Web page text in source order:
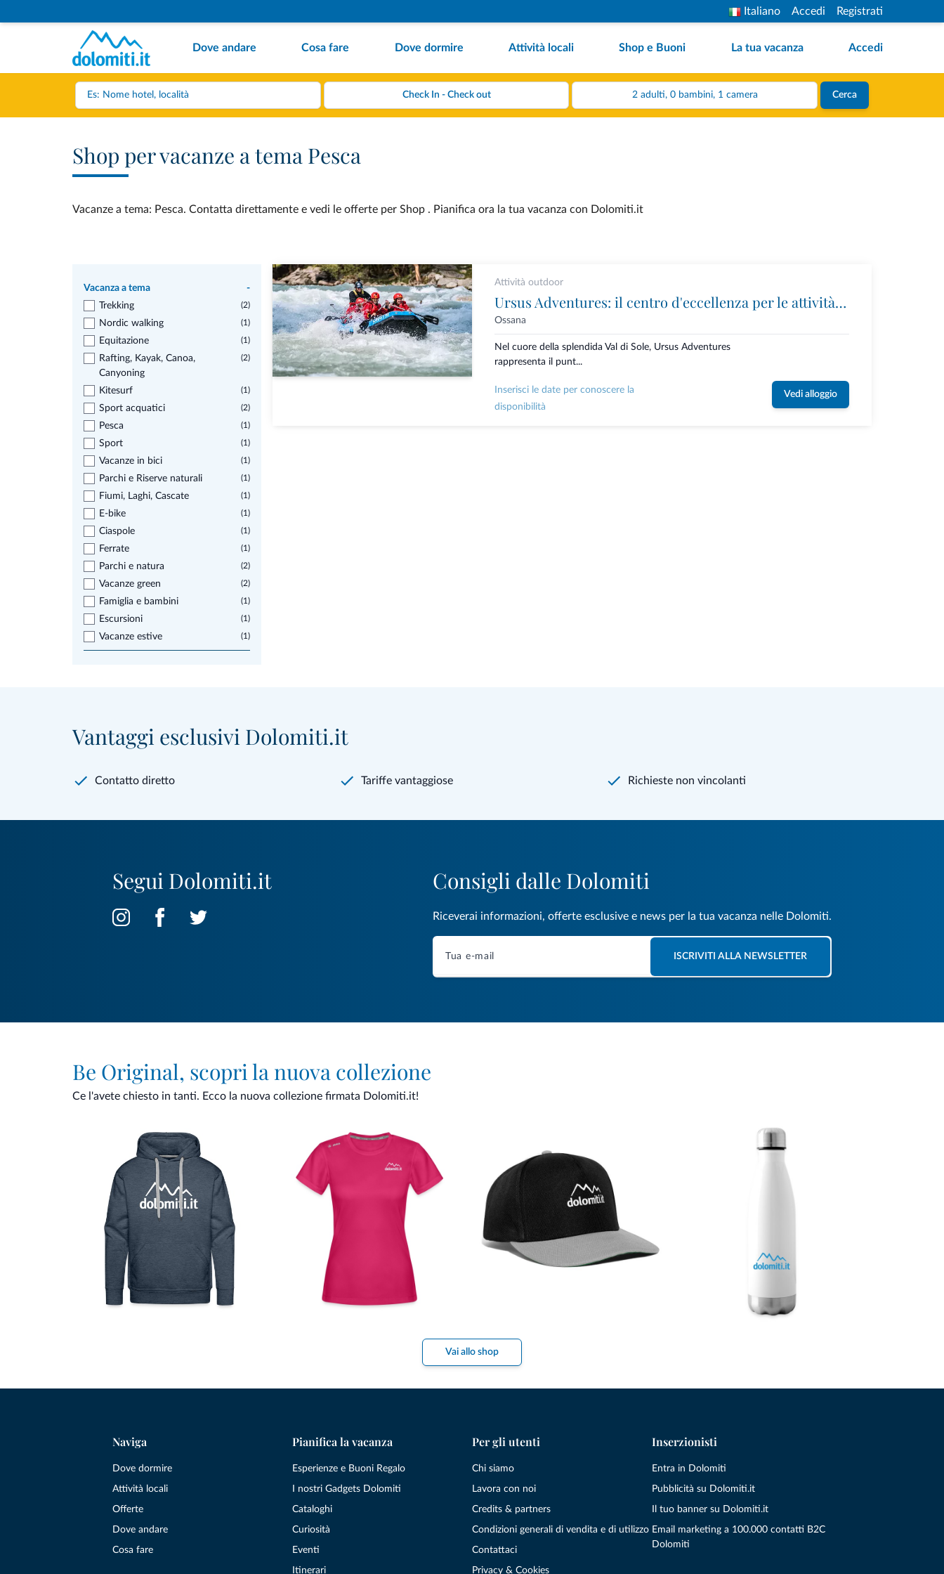
Italiano Accedi Registrati
Dove andare Cosa fare Dove dormire Attività locali Shop e Buoni La tua vacanza Accedi
2 adulti, 0 bambini, 1 camera Cerca
Shop per vacanze a tema Pesca
Vacanze a tema: Pesca. Contatta direttamente e vedi le offerte per Shop . Pianifica ora la tua vacanza con Dolomiti.it
Vacanza a tema
-
Trekking
(2)
Nordic walking (1)
Equitazione (1)
Rafting, Kayak, Canoa,
Canyoning
(2)
Kitesurf (1)
Sport acquatici (2)
Pesca (1)
Sport (1)
Vacanze in bici (1)
Parchi e Riserve naturali (1)
Fiumi, Laghi, Cascate (1)
E-bike (1)
Ciaspole (1)
Ferrate (1)
Parchi e natura (2)
Vacanze green (2)
Famiglia e bambini (1)
Escursioni (1)
Vacanze estive (1)
Attività outdoor
Ursus Adventures: il centro d'eccellenza per le attività outdoor premium in Trentino
Ossana
Nel cuore della splendida Val di Sole, Ursus Adventures
rappresenta il punt...
Inserisci le date per conoscere la
disponibilità
Vedi alloggio
Vantaggi esclusivi Dolomiti.it
Contatto diretto Tariffe vantaggiose Richieste non vincolanti
Segui Dolomiti.it Consigli dalle Dolomiti
Riceverai informazioni, offerte esclusive e news per la tua vacanza nelle Dolomiti.
ISCRIVITI ALLA NEWSLETTER
Be Original, scopri la nuova collezione
Ce l'avete chiesto in tanti. Ecco la nuova collezione firmata Dolomiti.it!
Vai allo shop
Naviga
Dove dormire
Attività locali
Offerte
Dove andare
Cosa fare
Pianifica la vacanza
Esperienze e Buoni Regalo
I nostri Gadgets Dolomiti
Cataloghi
Curiosità
Eventi
Itinerari
Per gli utenti
Chi siamo
Lavora con noi
Credits & partners
Condizioni generali di vendita e di utilizzo
Contattaci
Privacy & Cookies
Inserzionisti
Entra in Dolomiti
Pubblicità su Dolomiti.it
Il tuo banner su Dolomiti.it
Email marketing a 100.000 contatti B2C
Dolomiti